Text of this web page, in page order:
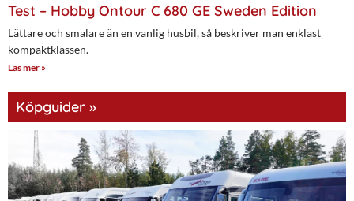
Test – Hobby Ontour C 680 GE Sweden Edition
Lättare och smalare än en vanlig husbil, så beskriver man enklast
kompaktklassen.
Läs mer »
Köpguider »